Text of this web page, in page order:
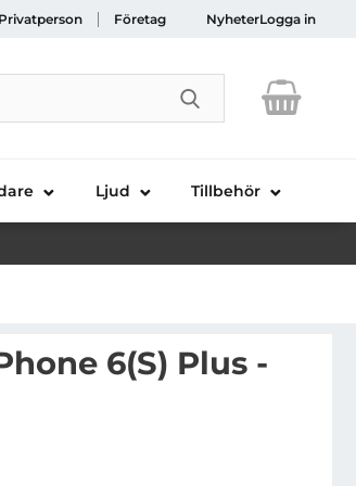
Privatperson Företag NyheterLogga in
Genomför
Ljud Tillbehör
6(S) Plus -